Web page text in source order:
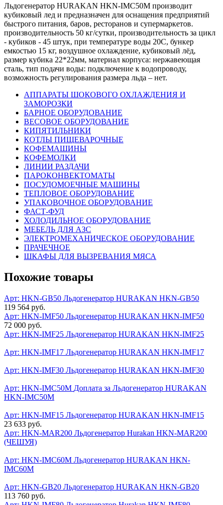
Льдогенератор HURAKAN HKN-IMC50M производит
кубиковый лед и предназначен для оснащения предприятий
быстрого питания, баров, ресторанов и супермаркетов.
производительность 50 кг/сутки, производительность за цикл
- кубиков - 45 штук, при температуре воды 20С, бункер
емкостью 15 кг, воздушное охлаждение, кубиковый лёд,
размер кубика 22*22мм, материал корпуса: нержавеющая
сталь, тип подачи воды: подключение к водопроводу,
возможность регулирования размера льда – нет.
АППАРАТЫ ШОКОВОГО ОХЛАЖДЕНИЯ И
ЗАМОРОЗКИ
БАРНОЕ ОБОРУДОВАНИЕ
ВЕСОВОЕ ОБОРУДОВАНИЕ
КИПЯТИЛЬНИКИ
КОТЛЫ ПИЩЕВАРОЧНЫЕ
КОФЕМАШИНЫ
КОФЕМОЛКИ
ЛИНИИ РАЗДАЧИ
ПАРОКОНВЕКТОМАТЫ
ПОСУДОМОЕЧНЫЕ МАШИНЫ
ТЕПЛОВОЕ ОБОРУДОВАНИЕ
УПАКОВОЧНОЕ ОБОРУДОВАНИЕ
ФАСТ-ФУД
ХОЛОДИЛЬНОЕ ОБОРУДОВАНИЕ
МЕБЕЛЬ ДЛЯ АЗС
ЭЛЕКТРОМЕХАНИЧЕСКОЕ ОБОРУДОВАНИЕ
ПРАЧЕЧНОЕ
ШКАФЫ ДЛЯ ВЫЗРЕВАНИЯ МЯСА
Похожие товары
Арт: HKN-GB50 Льдогенератор HURAKAN HKN-GB50
119 564 руб.
Арт: HKN-IMF50 Льдогенератор HURAKAN HKN-IMF50
72 000 руб.
Арт: HKN-IMF25 Льдогенератор HURAKAN HKN-IMF25
Арт: HKN-IMF17 Льдогенератор HURAKAN HKN-IMF17
Арт: HKN-IMF30 Льдогенератор HURAKAN HKN-IMF30
Арт: HKN-IMC50M Доплата за Льдогенератор HURAKAN
HKN-IMC50M
Арт: HKN-IMF15 Льдогенератор HURAKAN HKN-IMF15
23 633 руб.
Арт: HKN-MAR200 Льдогенератор Hurakan HKN-MAR200
(ЧЕШУЯ)
Арт: HKN-IMC60M Льдогенератор HURAKAN HKN-
IMC60M
Арт: HKN-GB20 Льдогенератор HURAKAN HKN-GB20
113 760 руб.